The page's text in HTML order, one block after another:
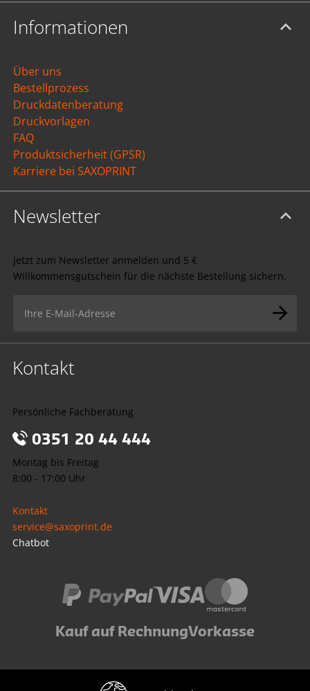
Informationen
Über uns
Bestellprozess
Druckdatenberatung
Druckvorlagen
FAQ
Produktsicherheit (GPSR)
Karriere bei SAXOPRINT
Newsletter
Jetzt zum Newsletter anmelden und 5 €
Willkommensgutschein für die nächste Bestellung sichern.
Kontakt
Persönliche Fachberatung
0351 20 44 444
Montag bis Freitag
8:00 - 17:00 Uhr
Kontakt
service@saxoprint.de
Chatbot
Kauf auf RechnungVorkasse